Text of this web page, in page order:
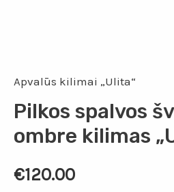
Apvalūs kilimai „Ulita“
Pilkos spalvos
ombre kilimas
€120.00